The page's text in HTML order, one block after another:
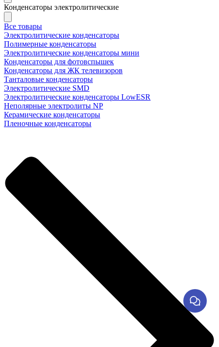
Конденсаторы электролитические
Все товары
Электролитические конденсаторы
Полимерные конденсаторы
Электролитические конденсаторы мини
Конденсаторы для фотовспышек
Конденсаторы для ЖК телевизоров
Танталовые конденсаторы
Электролитические SMD
Электролитические конденсаторы LowESR
Неполярные электролиты NP
Керамические конденсаторы
Пленочные конденсаторы